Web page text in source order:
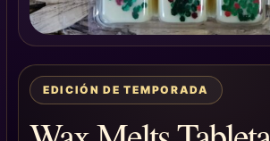
EDICIÓN DE TEMPORADA